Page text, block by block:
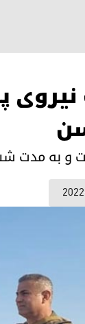
و به مدت